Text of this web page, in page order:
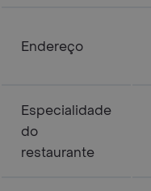
Endereço
Especialidade
do
restaurante